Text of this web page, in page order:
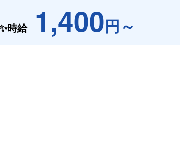
時給 1,400円～